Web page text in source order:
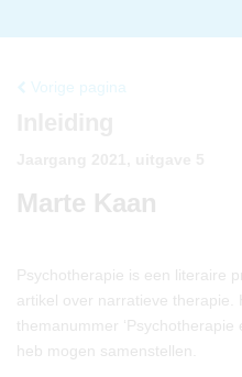
Vorige pagina
Marte Kaan
Psychotherapie is een literaire
artikel over narratieve therapie.
themanummer ‘Psychotherapie
heb mogen samenstellen.